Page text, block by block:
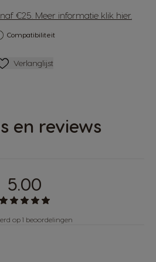
Compatibiliteit
€25. Meer informatie klik hier
Verlanglijstje
Verlanglijst
en reviews
5.00
op 1 beoordelingen